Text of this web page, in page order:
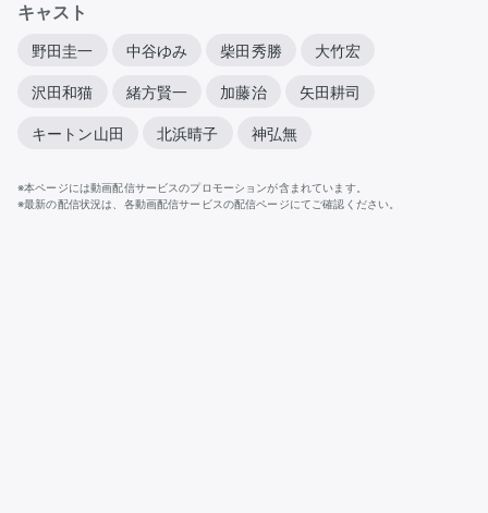
キャスト
野田圭一 中谷ゆみ 柴田秀勝 大竹宏
沢田和猫 緒方賢一 加藤治 矢田耕司
キートン山田 北浜晴子 神弘無
※本ページには動画配信サービスのプロモーションが含まれています。
※最新の配信状況は、各動画配信サービスの配信ページにてご確認ください。